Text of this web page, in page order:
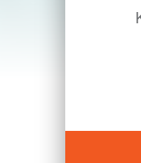
Post